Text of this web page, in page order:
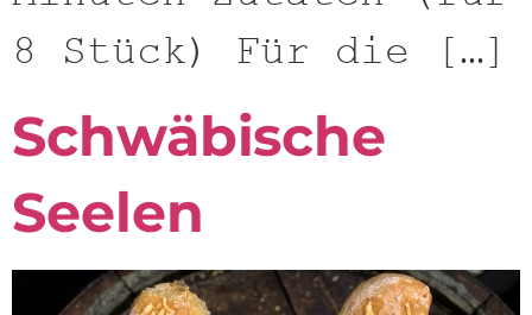
8 Stück) Für die […]
Schwäbische
Seelen